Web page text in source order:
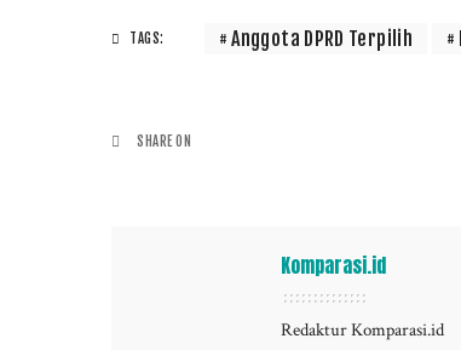
TAGS: Anggota DPRD Terpilih
SHARE ON
Komparasi.id
Redaktur Komparasi.id